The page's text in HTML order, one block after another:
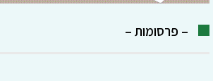
– פרסומות –